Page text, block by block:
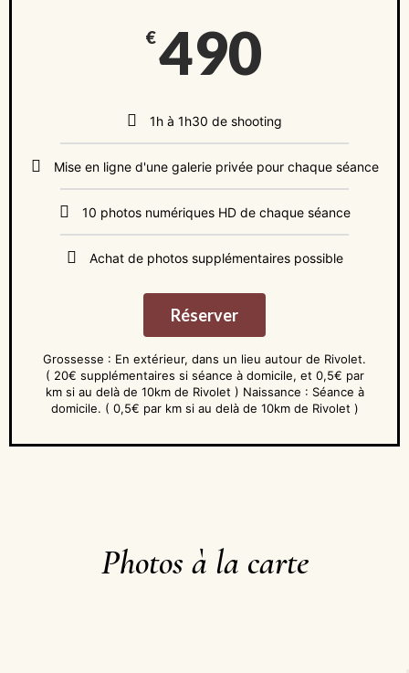
€490
1h à 1h30 de shooting
Mise en ligne d'une galerie privée pour chaque séance
10 photos numériques HD de chaque séance
Achat de photos supplémentaires possible
Réserver
Grossesse : En extérieur, dans un lieu autour de Rivolet.
( 20€ supplémentaires si séance à domicile, et 0,5€ par
km si au delà de 10km de Rivolet ) Naissance : Séance à
domicile. ( 0,5€ par km si au delà de 10km de Rivolet )
Photos à la carte